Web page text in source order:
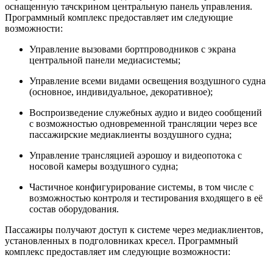
оснащенную тачскрином центральную панель управления.
Программный комплекс предоставляет им следующие
возможности:
Управление вызовами бортпроводников с экрана
центральной панели медиасистемы;
Управление всеми видами освещения воздушного судна
(основное, индивидуальное, декоративное);
Воспроизведение служебных аудио и видео сообщений
с возможностью одновременной трансляции через все
пассажирские медиаклиенты воздушного судна;
Управление трансляцией аэрошоу и видеопотока с
носовой камеры воздушного судна;
Частичное конфигурирование системы, в том числе с
возможностью контроля и тестирования входящего в её
состав оборудования.
Пассажиры получают доступ к системе через медиаклиентов,
установленных в подголовниках кресел. Программный
комплекс предоставляет им следующие возможности: